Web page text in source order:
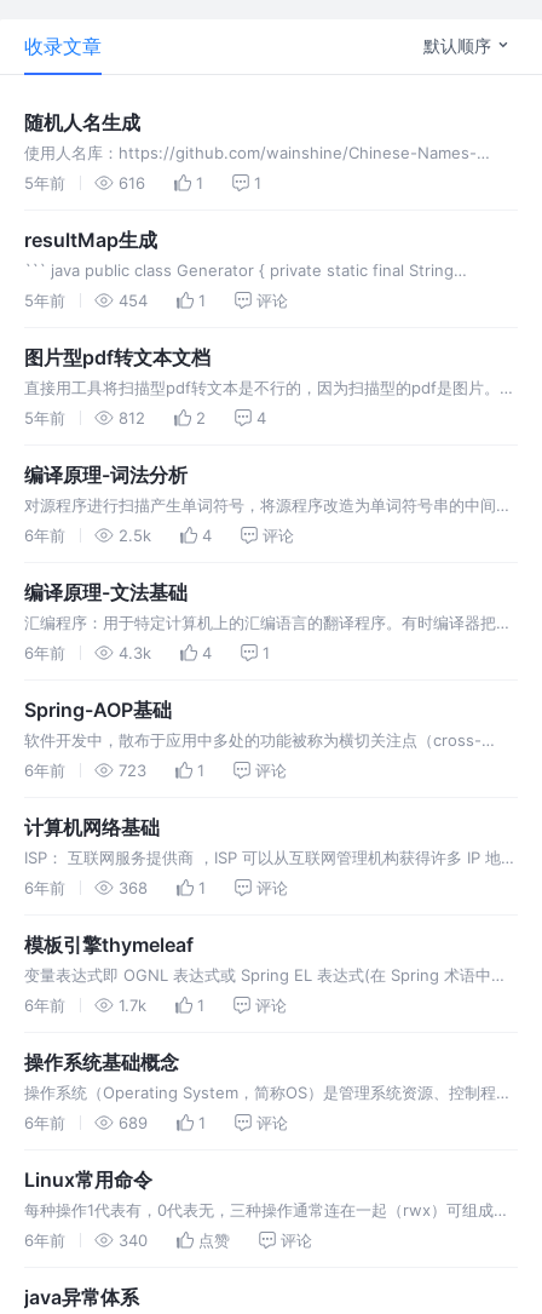
收录文章 默认顺序
随机人名生成
使用人名库：https://github.com/wainshine/Chinese-Names-
Corpus读取文件随机返回人名
5年前 616 1 1
resultMap生成
``` java public class Generator { private static final String
FORMAT_ERROR = "数据格式错误"; /** * resultM
5年前 454 1 评论
图片型pdf转文本文档
直接用工具将扫描型pdf转文本是不行的，因为扫描型的pdf是图片。先
读取整个pdf文件按页生成图片，再调用OCR识别读取文字即可。
5年前 812 2 4
编译原理-词法分析
对源程序进行扫描产生单词符号，将源程序改造为单词符号串的中间程
序，即输入源程序、输出单词符号。词法分析器(Lexical Analyzer)包
基本语法符号。称作 token(记号) ，是具有独立意义的最小语…
6年前 2.5k 4 评论
编译原理-文法基础
汇编程序：用于特定计算机上的汇编语言的翻译程序。有时编译器把汇
编语言作为目标语言，然后再由汇编程序将它翻译成目标代码。 装入程
理所有的与指定的基地址有关的可重定位地址，并将修改后的指令和数
据放在内存中适当的位置。 预…
6年前 4.3k 4 1
Spring-AOP基础
软件开发中，散布于应用中多处的功能被称为横切关注点（cross-
cutting concern）。通常来讲，这些横切关注点从概念上是与应用的
这些横切关注点与业务逻辑相分离正是面向切面编程（AOP）所要解决
的问题。DI…
6年前 723 1 评论
计算机网络基础
ISP： 互联网服务提供商 ，ISP 可以从互联网管理机构获得许多 IP 地
址，同时拥有通信线路以及路由器等联网设备，个人或机构向 ISP 缴纳
两个用户要通信之前需要建立一条专用的物理链路，并且在整个通信过
程中始终…
6年前 368 1 评论
模板引擎thymeleaf
变量表达式即 OGNL 表达式或 Spring EL 表达式(在 Spring 术语中也
叫 model attributes)。语法为： ${session.user.name} 文字国际化
Key 索引…
6年前 1.7k 1 评论
操作系统基础概念
操作系统（Operating System，简称OS）是管理系统资源、控制程序
执行、改善人机界面、提供各种服务、合理组织计算机工作流程和为用
功能是资源管理与运行程序，OS直接安装在硬件上，屏蔽硬件细节，向
上提供统一…
6年前 689 1 评论
Linux常用命令
每种操作1代表有，0代表无，三种操作通常连在一起（rwx）可组成一
个二进制数字代表其权限操作，直接使用十进制表示。 cd !$ 把上个命
某些目录尚不存在,加上此选项后，系统将自动建立好那些尚不在的目
6年前 340 点赞 评论
java异常体系